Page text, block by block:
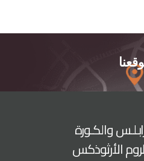
والكـورة
الأرثوذكس